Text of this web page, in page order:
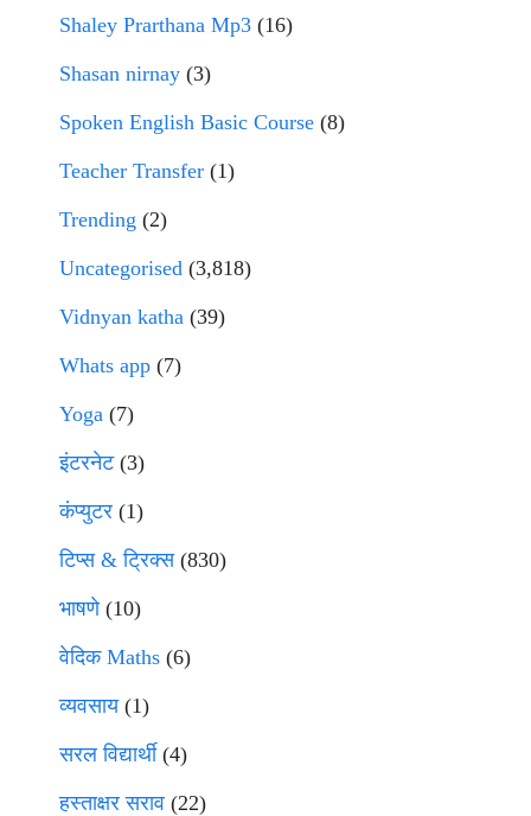
Shaley Prarthana Mp3 (16)
Shasan nirnay (3)
Spoken English Basic Course (8)
Teacher Transfer (1)
Trending (2)
Uncategorised (3,818)
Vidnyan katha (39)
Whats app (7)
Yoga (7)
इंटरनेट(3)
कंप्युटर (1)
टिप्स & ट्रिक्स(830)
भाषणे(10)
वेदिक Maths (6)
व्यवसाय(1)
सरल विद्यार्थी(4)
हस्ताक्षर सराव (22)